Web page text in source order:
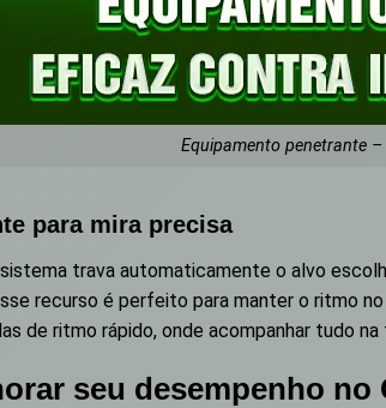
Equipamento penetrante
para mira precisa
trava automaticamente o alvo
recurso é perfeito para manter o ritmo
de ritmo rápido, onde acompanhar tudo
seu desempenho no